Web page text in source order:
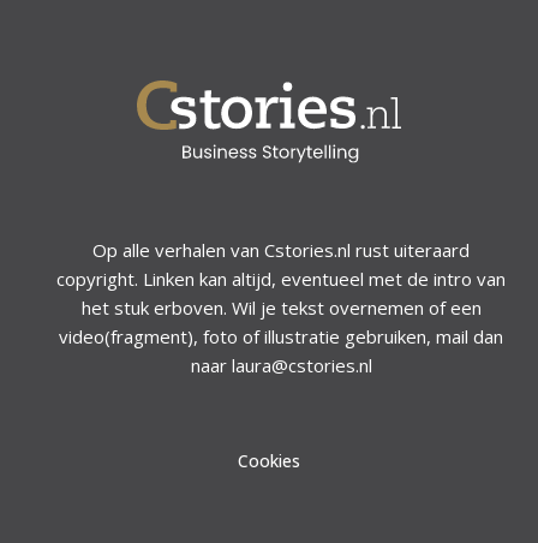
Op alle verhalen van Cstories.nl rust uiteraard
copyright. Linken kan altijd, eventueel met de intro van
het stuk erboven. Wil je tekst overnemen of een
video(fragment), foto of illustratie gebruiken, mail dan
naar laura@cstories.nl
Cookies